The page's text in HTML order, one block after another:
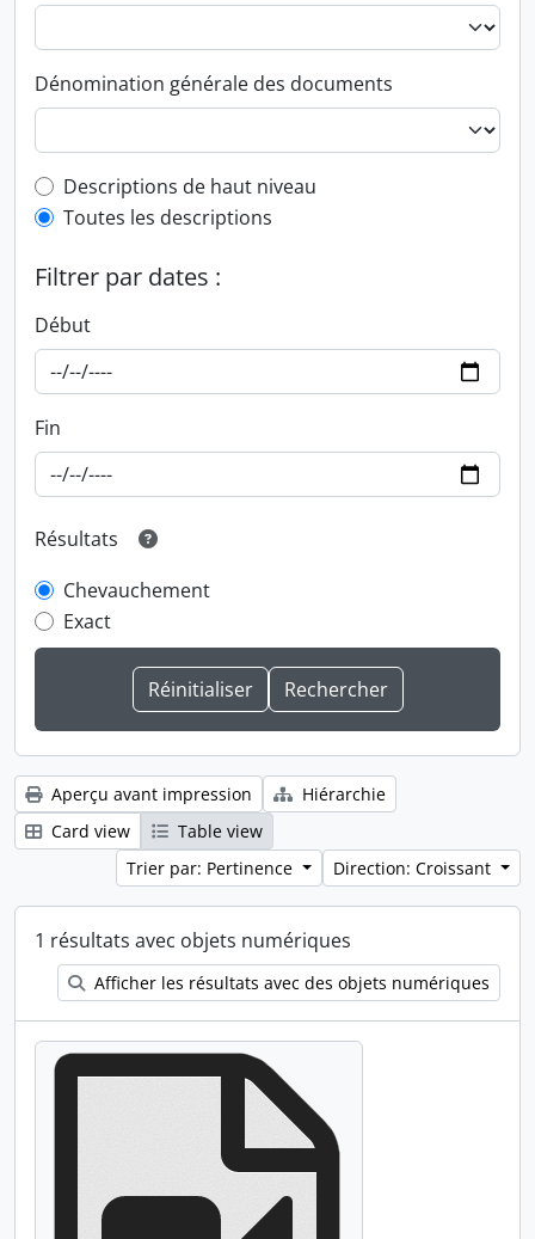
Dénomination générale des documents
Top-level description filter
Descriptions de haut niveau
Toutes les descriptions
Filtrer par dates :
Début
Fin
Résultats
Chevauchement
Exact
Aperçu avant impression
Hiérarchie
Card view
Table view
Trier par: Pertinence
Direction: Croissant
1 résultats avec objets numériques
Afficher les résultats avec des objets numériques